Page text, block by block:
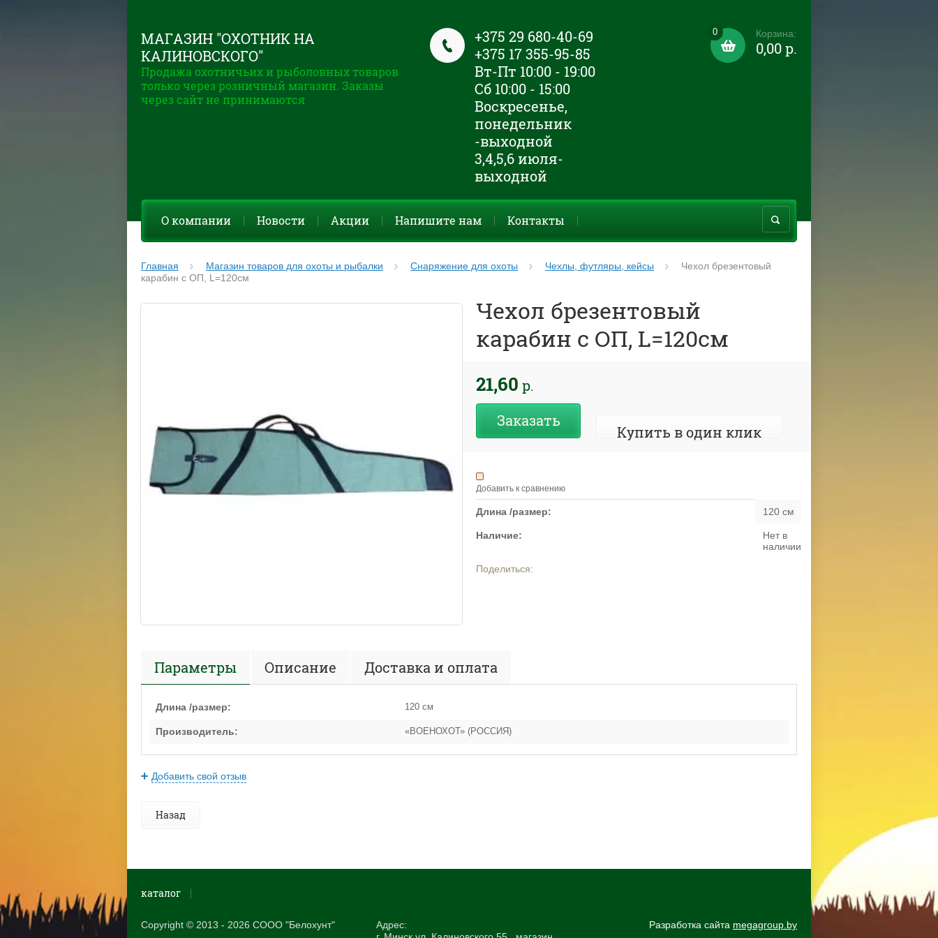
МАГАЗИН "ОХОТНИК НА
КАЛИНОВСКОГО"
Продажа охотничьих и рыболовных товаров
только через розничный магазин. Заказы
через сайт не принимаются
0 Корзина:
0,00 р.
+375 29 680-40-69
+375 17 355-95-85
Вт-Пт 10:00 - 19:00
Сб 10:00 - 15:00
Воскресенье,
понедельник
-выходной
3,4,5,6 июля-
выходной
О компании Новости Акции Напишите нам Контакты
Главная Магазин товаров для охоты и рыбалки Снаряжение для охоты Чехлы, футляры, кейсы
Чехол брезентовый
карабин с ОП, L=120см
Чехол брезентовый
карабин с ОП, L=120см
21,60 р.
Заказать
Купить в один клик
Добавить к сравнению
Длина /размер: 120 см
Наличие:
Нет в
наличии
Поделиться:
Параметры Описание Доставка и оплата
Длина /размер: 120 см
Производитель: «ВОЕНОХОТ» (РОССИЯ)
Добавить свой отзыв
Назад
каталог
Copyright © 2013 - 2026 СООО "Белохунт"
Адрес:
Разработка сайта megagroup.by